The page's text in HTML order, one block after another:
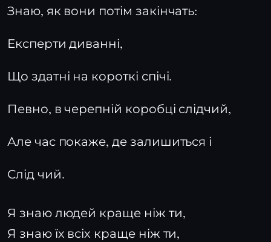
Знаю, як вони потім закінчать:
Експерти диванні,
Що здатні на короткі спічі.
Певно, в черепній коробці слідчий,
Але час покаже, де залишиться і
Слід чий.
Я знаю людей краще ніж ти,
Я знаю їх всіх краще ніж ти,